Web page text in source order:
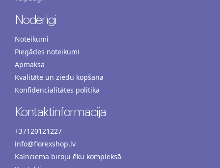
Noderīgi
Noteikumi
Piegādes noteikumi
Apmaksa
Kvalitāte un ziedu kopšana
Konfidencialitātes politika
Kontaktinformācija
+37120121227
info@florexshop.lv
Kalnciema biroju ēku kompleksā